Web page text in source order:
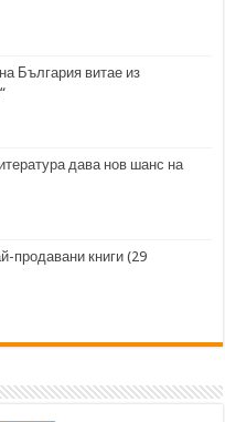
България витае из
дава нов шанс на
продавани книги (29